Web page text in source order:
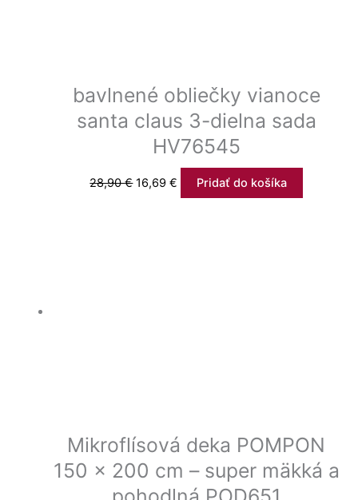
bavlnené obliečky vianoce
santa claus 3-dielna sada
HV76545
28,90€ 16,69€ Pridať do košíka
Mikroflísová deka POMPON
150 x 200 cm – super mäkká a